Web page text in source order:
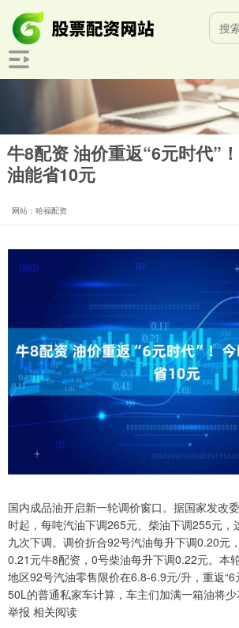
牛8配资 油价重返“6元时代”
油能省10元
网站：哈福配资
国内成品油开启新一轮调价窗口。据国家发改
时起，每吨汽油下调265元、柴油下调255元，
九次下调。调价折合92号汽油每升下调0.20元
0.21元牛8配资，0号柴油每升下调0.22元。本
地区92号汽油零售限价在6.8-6.9元/升，重返“6
50L的普通私家车计算，车主们加满一箱油将少
举报 相关阅读